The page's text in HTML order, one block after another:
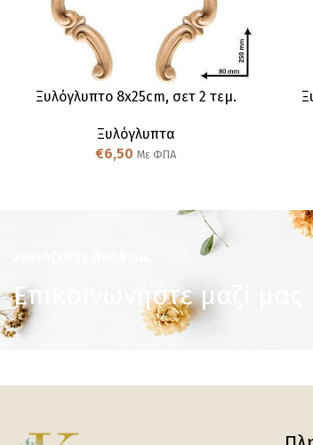
Ξυλόγλυπτo 8x25cm, σετ 2 τεμ.
Ξυλόγλυπτα
€6,50 Με ΦΠΑ
Επικοινωνήστε μαζί μας